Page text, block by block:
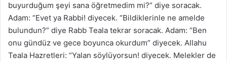
buyurduğum şeyi sana öğretmedim mi?” diye soracak.
Adam: “Evet ya Rabbi! diyecek. “Bildiklerinle ne amelde
bulundun?” diye Rabb Teala tekrar soracak. Adam: “Ben
onu gündüz ve gece boyunca okurdum” diyecek. Allahu
Teala Hazretleri: “Yalan söylüyorsun! diyecek. Melekler de